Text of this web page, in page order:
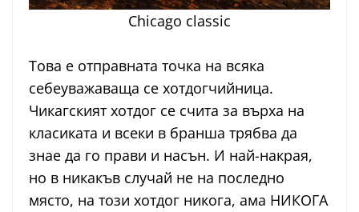
Chicago classic
Това е отправната точка на всяка
себеуважаваща се хотдогчийница.
Чикагският хотдог се счита за върха на
класиката и всеки в бранша трябва да
знае да го прави и насън. И най-накрая,
но в никакъв случай не на последно
място, на този хотдог никога, ама НИКОГА